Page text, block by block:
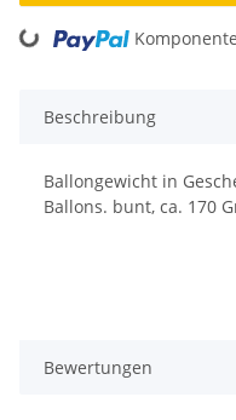
Beschreibung
Ballongewicht in
Ballons. bunt, ca. 170
Bewertungen